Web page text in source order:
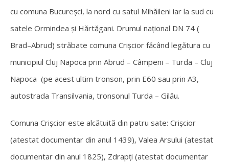
cu comuna Bucureșci, la nord cu satul Mihăileni iar la sud cu
satele Ormindea și Hărtăgani. Drumul național DN 74 (
Brad–Abrud) străbate comuna Crișcior făcând legătura cu
municipiul Cluj Napoca prin Abrud – Câmpeni – Turda – Cluj
Napoca (pe acest ultim tronson, prin E60 sau prin A3,
autostrada Transilvania, tronsonul Turda – Gilău.
Comuna Crișcior este alcătuită din patru sate: Crișcior
(atestat documentar din anul 1439), Valea Arsului (atestat
documentar din anul 1825), Zdrapți (atestat documentar